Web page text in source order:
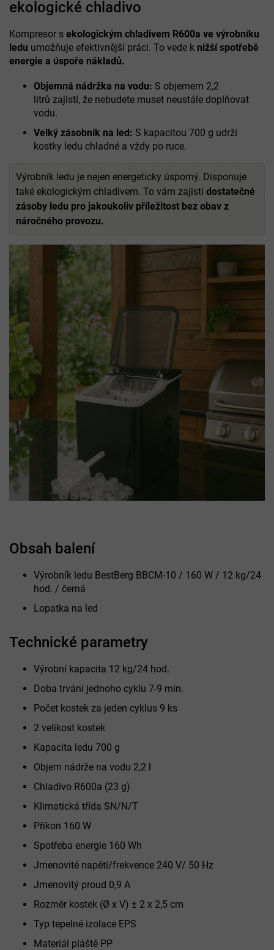
ekologické chladivo
Kompresor s ekologickým chladivem R600a ve výrobníku
ledu umožňuje efektivnější práci. To vede k nižší spotřebě
energie a úspoře nákladů.
Objemná nádržka na vodu: S objemem 2,2
litrů zajistí, že nebudete muset neustále doplňovat
vodu.
Velký zásobník na led: S kapacitou 700 g udrží
kostky ledu chladné a vždy po ruce.
Výrobník ledu je nejen energeticky úsporný. Disponuje
také ekologickým chladivem. To vám zajistí dostatečné
zásoby ledu pro jakoukoliv příležitost bez obav z
náročného provozu.
Obsah balení
Výrobník ledu BestBerg BBCM-10 / 160 W / 12 kg/24
hod. / černá
Lopatka na led
Technické parametry
Výrobní kapacita 12 kg/24 hod.
Doba trvání jednoho cyklu 7-9 min.
Počet kostek za jeden cyklus 9 ks
2 velikost kostek
Kapacita ledu 700 g
Objem nádrže na vodu 2,2 l
Chladivo R600a (23 g)
Klimatická třída SN/N/T
Příkon 160 W
Spotřeba energie 160 Wh
Jmenovité napětí/frekvence 240 V/ 50 Hz
Jmenovitý proud 0,9 A
Rozměr kostek (Ø x V) ± 2 x 2,5 cm
Typ tepelné izolace EPS
Materiál pláště PP